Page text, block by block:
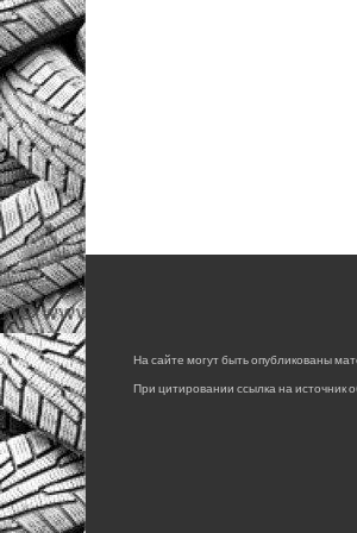
На сайте могут быть опубликованы
При цитировании ссылка на источник